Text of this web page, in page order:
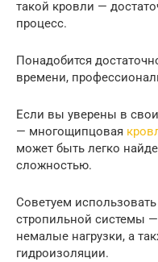
такой кровли —
процесс.
Понадобится
времени,
Если вы уверены в
— многощипцовая
может быть легко
сложностью.
Советуем
стропильной системы
немалые нагрузки, а
гидроизоляции.